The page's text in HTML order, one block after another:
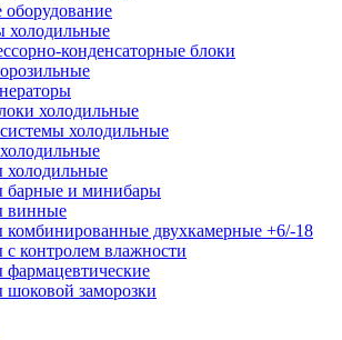
холодильные
конденсаторные блоки
холодильные
холодильные
и минибары
двухкамерные +6/-18
контролем влажности
заморозки